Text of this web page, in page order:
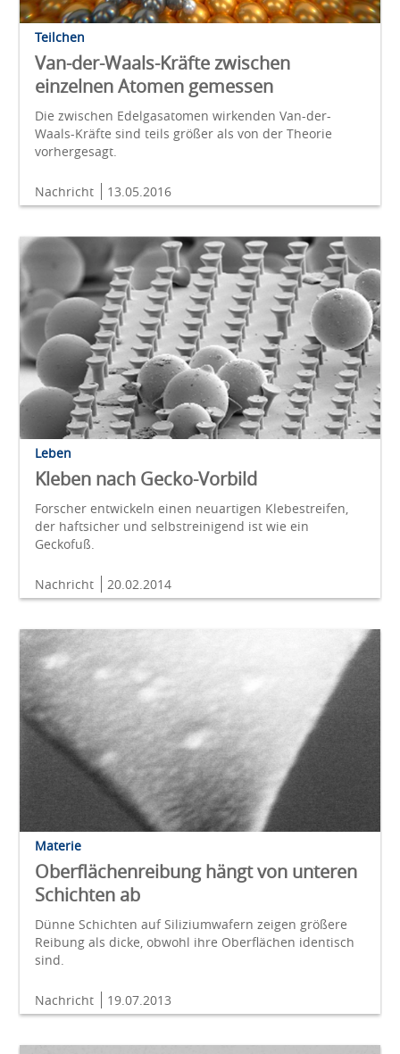
Teilchen
Van-der-Waals-Kräfte zwischen
einzelnen Atomen gemessen
Die zwischen Edelgasatomen wirkenden Van-der-
Waals-Kräfte sind teils größer als von der Theorie
vorhergesagt.
Nachricht 13.05.2016
Leben
Kleben nach Gecko-Vorbild
Forscher entwickeln einen neuartigen Klebestreifen,
der haftsicher und selbstreinigend ist wie ein
Geckofuß.
Nachricht 20.02.2014
Materie
Oberflächenreibung hängt von unteren
Schichten ab
Dünne Schichten auf Siliziumwafern zeigen größere
Reibung als dicke, obwohl ihre Oberflächen identisch
sind.
Nachricht 19.07.2013